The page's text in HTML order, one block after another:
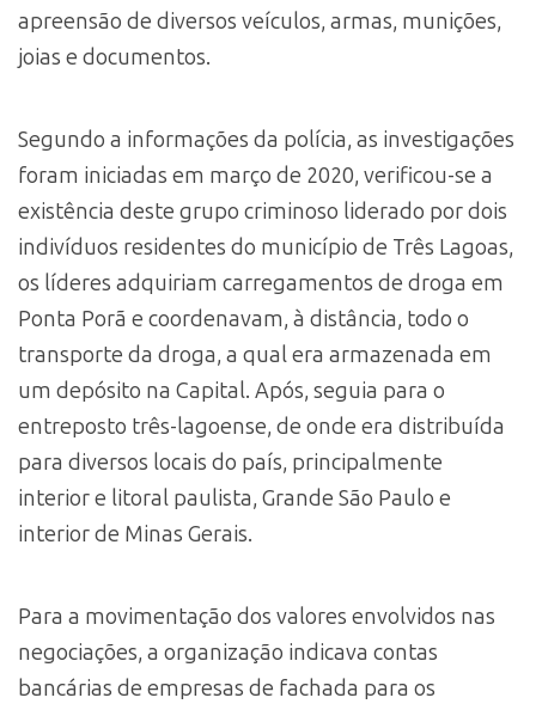
apreensão de diversos veículos, armas, munições,
joias e documentos.
Segundo a informações da polícia, as investigações
foram iniciadas em março de 2020, verificou-se a
existência deste grupo criminoso liderado por dois
indivíduos residentes do município de Três Lagoas,
os líderes adquiriam carregamentos de droga em
Ponta Porã e coordenavam, à distância, todo o
transporte da droga, a qual era armazenada em
um depósito na Capital. Após, seguia para o
entreposto três-lagoense, de onde era distribuída
para diversos locais do país, principalmente
interior e litoral paulista, Grande São Paulo e
interior de Minas Gerais.
Para a movimentação dos valores envolvidos nas
negociações, a organização indicava contas
bancárias de empresas de fachada para os